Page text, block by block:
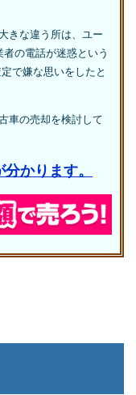
きな違う所は、ユー
の電話が迷惑という
で嫌な思いをしたと
車の売却を検討して
かります。